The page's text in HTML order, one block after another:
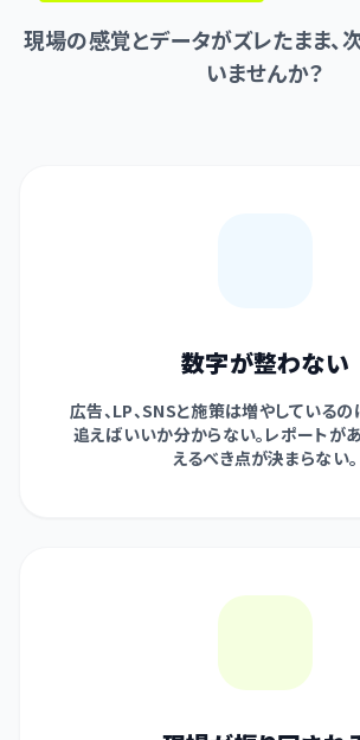
現場の感覚とデータがズレたまま、
いませんか？
数字が整わない
広告、LP、SNSと施策は増やしているの
追えばいいか分からない。レポートが
えるべき点が決まらない。